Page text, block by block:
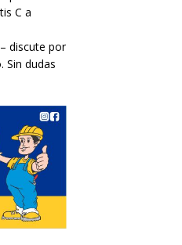
C a
discute por
Sin dudas